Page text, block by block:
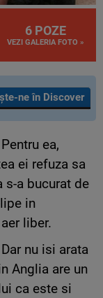
6 POZE
VEZI GALERIA FOTO »
ne în Discover
ea,
ei refuza sa
s-a bucurat de
in
liber.
nu isi arata
Anglia are un
ca este si